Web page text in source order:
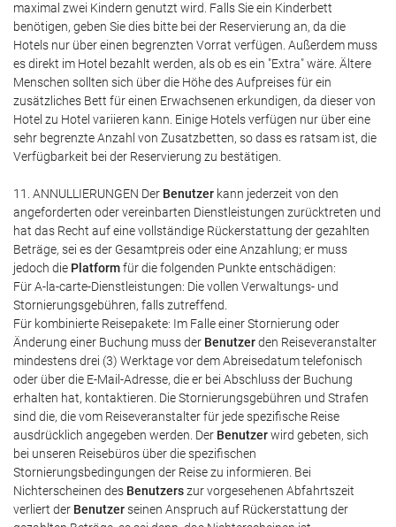
maximal zwei Kindern genutzt wird. Falls Sie ein Kinderbett
benötigen, geben Sie dies bitte bei der Reservierung an, da die
Hotels nur über einen begrenzten Vorrat verfügen. Außerdem muss
es direkt im Hotel bezahlt werden, als ob es ein "Extra" wäre. Ältere
Menschen sollten sich über die Höhe des Aufpreises für ein
zusätzliches Bett für einen Erwachsenen erkundigen, da dieser von
Hotel zu Hotel variieren kann. Einige Hotels verfügen nur über eine
sehr begrenzte Anzahl von Zusatzbetten, so dass es ratsam ist, die
Verfügbarkeit bei der Reservierung zu bestätigen.
11. ANNULLIERUNGEN Der Benutzer kann jederzeit von den
angeforderten oder vereinbarten Dienstleistungen zurücktreten und
hat das Recht auf eine vollständige Rückerstattung der gezahlten
Beträge, sei es der Gesamtpreis oder eine Anzahlung; er muss
jedoch die Platformfür die folgenden Punkte entschädigen:
Für A-la-carte-Dienstleistungen: Die vollen Verwaltungs- und
Stornierungsgebühren, falls zutreffend.
Für kombinierte Reisepakete: Im Falle einer Stornierung oder
Änderung einer Buchung muss der Benutzerden Reiseveranstalter
mindestens drei (3) Werktage vor dem Abreisedatum telefonisch
oder über die E-Mail-Adresse, die er bei Abschluss der Buchung
erhalten hat, kontaktieren. Die Stornierungsgebühren und Strafen
sind die, die vom Reiseveranstalter für jede spezifische Reise
ausdrücklich angegeben werden. Der Benutzerwird gebeten, sich
bei unseren Reisebüros über die spezifischen
Stornierungsbedingungen der Reise zu informieren. Bei
Nichterscheinen des Benutzerszur vorgesehenen Abfahrtszeit
verliert der Benutzerseinen Anspruch auf Rückerstattung der